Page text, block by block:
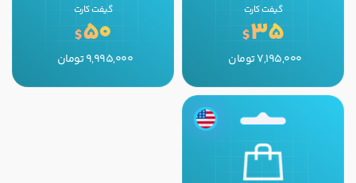
گیفت کارت
35
$
7,195,000تومان
گیفت کارت
50
$
9,995,000تومان